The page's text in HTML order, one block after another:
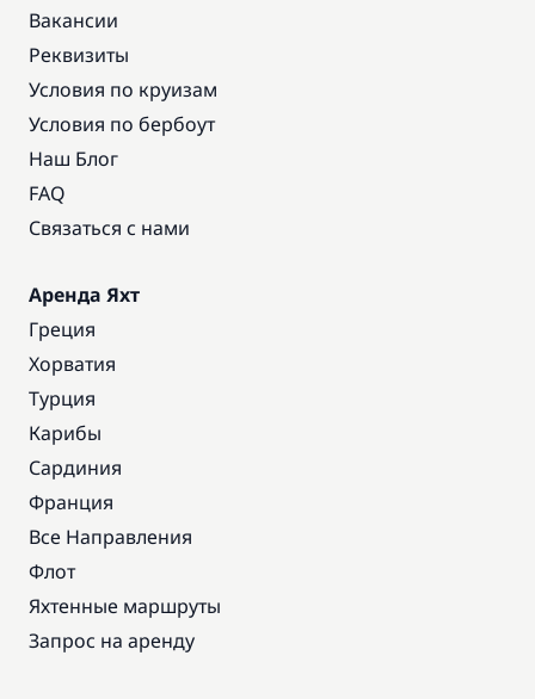
Вакансии
Реквизиты
Условия по круизам
Условия по бербоут
Наш Блог
FAQ
Связаться с нами
Аренда Яхт
Греция
Хорватия
Турция
Карибы
Сардиния
Франция
Все Направления
Флот
Яхтенные маршруты
Запрос на аренду